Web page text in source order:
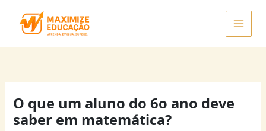
O que um aluno do 6o ano deve
saber em matemática?